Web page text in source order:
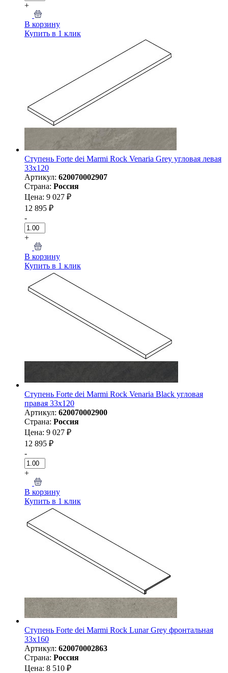
+
В корзину
Купить в 1 клик
Ступень Forte dei Marmi Rock Venaria Grey угловая левая
33x120
Артикул: 620070002907
Страна: Россия
Цена: 9 027 ₽
12 895 ₽
-
+
В корзину
Купить в 1 клик
Ступень Forte dei Marmi Rock Venaria Black угловая
правая 33x120
Артикул: 620070002900
Страна: Россия
Цена: 9 027 ₽
12 895 ₽
-
+
В корзину
Купить в 1 клик
Ступень Forte dei Marmi Rock Lunar Grey фронтальная
33x160
Артикул: 620070002863
Страна: Россия
Цена: 8 510 ₽